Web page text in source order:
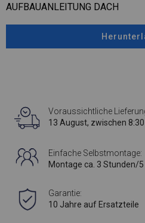
AUFBAUANLEITUNG DACH
Voraussichtliche
13 August, zwischen
Einfache Selbstmontage:
Montage ca. 3 Stunden/
Garantie:
10 Jahre auf Ersatzteile